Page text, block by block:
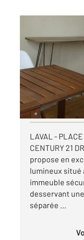
33 m2, 2 pièces
Ref : 13192
400
par mois
Visiter le site
LAVAL -
CENTURY 21
propose en
lumineux situé
immeuble
desservant
séparée ...